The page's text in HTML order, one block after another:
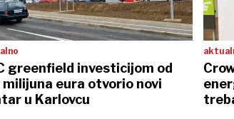
greenfield investicijom od
milijuna eura otvorio novi
u Karlovcu